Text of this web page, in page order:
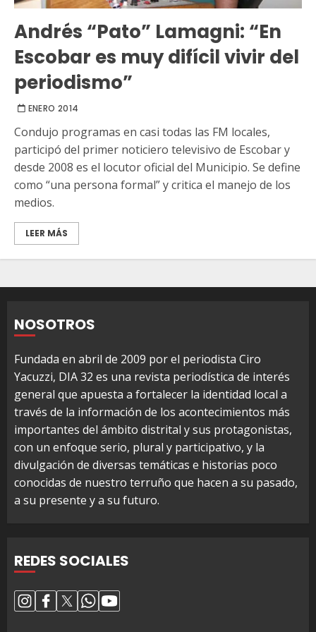
Andrés “Pato” Lamagni: “En
Escobar es muy difícil vivir del
periodismo”
ENERO 2014
Condujo programas en casi todas las FM locales,
participó del primer noticiero televisivo de Escobar y
desde 2008 es el locutor oficial del Municipio. Se define
como “una persona formal” y critica el manejo de los
medios.
LEER MÁS
NOSOTROS
Fundada en abril de 2009 por el periodista Ciro
Yacuzzi, DIA 32 es una revista periodística de interés
general que apuesta a fortalecer la identidad local a
través de la información de los acontecimientos más
importantes del ámbito distrital y sus protagonistas,
con un enfoque serio, plural y participativo, y la
divulgación de diversas temáticas e historias poco
conocidas de nuestro terruño que hacen a su pasado,
a su presente y a su futuro.
REDES SOCIALES